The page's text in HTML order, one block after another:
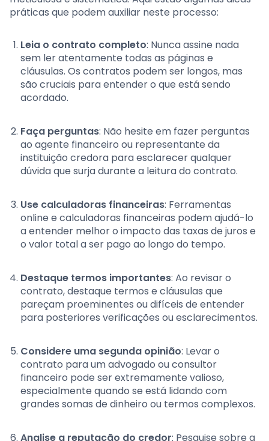
práticas que podem auxiliar neste processo:
Leia o contrato completo: Nunca assine nada
sem ler atentamente todas as páginas e
cláusulas. Os contratos podem ser longos, mas
são cruciais para entender o que está sendo
acordado.
Faça perguntas: Não hesite em fazer perguntas
ao agente financeiro ou representante da
instituição credora para esclarecer qualquer
dúvida que surja durante a leitura do contrato.
Use calculadoras financeiras: Ferramentas
online e calculadoras financeiras podem ajudá-lo
a entender melhor o impacto das taxas de juros e
o valor total a ser pago ao longo do tempo.
Destaque termos importantes: Ao revisar o
contrato, destaque termos e cláusulas que
pareçam proeminentes ou difíceis de entender
para posteriores verificações ou esclarecimentos.
Considere uma segunda opinião: Levar o
contrato para um advogado ou consultor
financeiro pode ser extremamente valioso,
especialmente quando se está lidando com
grandes somas de dinheiro ou termos complexos.
Analise a reputação do credor: Pesquise sobre a